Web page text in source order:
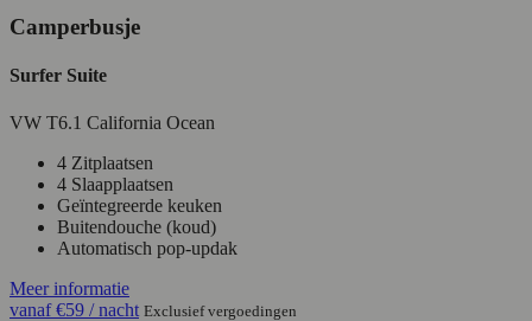
Camperbusje
Surfer Suite
VW T6.1 California Ocean
4 Zitplaatsen
4 Slaapplaatsen
Geïntegreerde keuken
Buitendouche (koud)
Automatisch pop-updak
Meer informatie
vanaf€59 / nacht Exclusief vergoedingen